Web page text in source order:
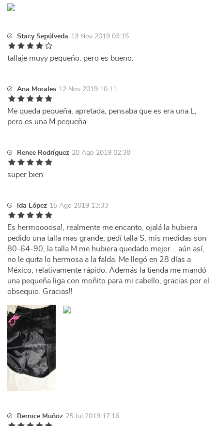
Stacy Sepúlveda 13 Nov 2019 03:15
tallaje muyy pequeño. pero es bueno.
Ana Morales 12 Nov 2019 10:11
Me queda pequeña, apretada, pensaba que es era una L,
pero es una M pequeña
Renee Rodríguez 20 Ago 2019 02:38
super bien
Ida López 15 Ago 2019 13:33
Es hermoooosa!, realmente me encanto, ojalá la hubiera
pedido una talla mas grande, pedí talla S, mis medidas son
80-64-90, la talla M me hubiera quedado mejor... aún así,
no le quita lo hermosa a la falda. Me llegó en 28 días a
México, relativamente rápido. Además la tienda me mandó
una pequeña liga con moñito para mi cabello, gracias por el
obsequio. Gracias!!
Bernice Muñoz 25 Jul 2019 17:16